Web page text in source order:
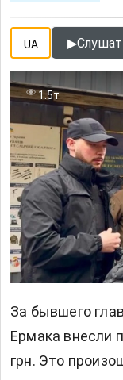
UA ▶
1.5т
За бывшего
Ермака внесли
грн. Это